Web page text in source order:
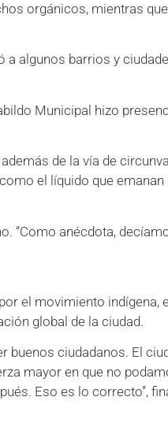
orgánicos, mientras
a algunos barrios y
Municipal hizo
de la vía de
el líquido que
anécdota,
el movimiento indígena,
global de la ciudad.
ciudadanos. El
mayor en que no
Eso es lo correcto”,